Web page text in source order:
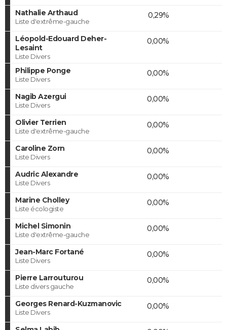
Nathalie Arthaud
Liste d'extrême-gauche
0,29%
Léopold-Edouard Deher-
Lesaint
Liste Divers
0,00%
Philippe Ponge
Liste Divers
0,00%
Nagib Azergui
Liste Divers
0,00%
Olivier Terrien
Liste d'extrême-gauche
0,00%
Caroline Zorn
Liste Divers
0,00%
Audric Alexandre
Liste Divers
0,00%
Marine Cholley
Liste écologiste
0,00%
Michel Simonin
Liste d'extrême-gauche
0,00%
Jean-Marc Fortané
Liste Divers
0,00%
Pierre Larrouturou
Liste divers gauche
0,00%
Georges Renard-Kuzmanovic
Liste Divers
0,00%